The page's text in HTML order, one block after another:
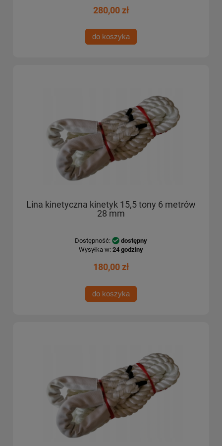
280,00 zł
do koszyka
Lina kinetyczna kinetyk 15,5 tony 6 metrów
28 mm
Dostępność:
dostępny
Wysyłka w: 24 godziny
180,00 zł
do koszyka